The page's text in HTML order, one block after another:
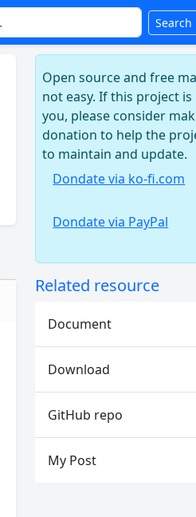
Search
Open source and free
not easy. If this project
you, please consider
donation to help the
to maintain and update.
Dondate via ko-fi.com
Dondate via PayPal
Related resource
Document
Download
GitHub repo
My Post